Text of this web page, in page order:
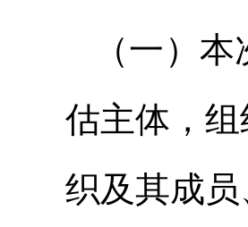
（一）
估主体，
织及其成